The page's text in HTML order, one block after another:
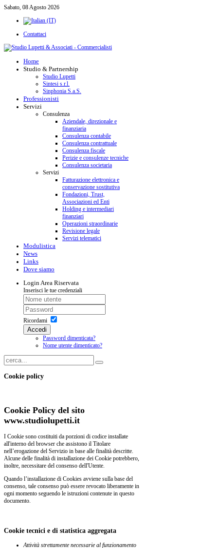
Sabato, 08 Agosto 2026
Contattaci
Home
Studio & Partnership
Studio Lupetti
Sintesi s.r.l.
Sinphonia S.a.S.
Professionisti
Servizi
Consulenza
Aziendale, direzionale e
finanziaria
Consulenza contabile
Consulenza contrattuale
Consulenza fiscale
Perizie e consulenze tecniche
Consulenza societaria
Servizi
Fatturazione elettronica e
conservazione sostitutiva
Fondazioni, Trust,
Associazioni ed Enti
Holding e intermediari
finanziari
Operazioni straordinarie
Revisione legale
Servizi telematici
Modulistica
News
Links
Dove siamo
LoginArea Riservata
Inserisci le tue credenziali
Ricordami
Accedi
Password dimenticata?
Nome utente dimenticato?
Cookie policy
Cookie Policy del sito
www.studiolupetti.it
I Cookie sono costituiti da porzioni di codice installate
all'interno del browser che assistono il Titolare
nell’erogazione del Servizio in base alle finalità descritte.
Alcune delle finalità di installazione dei Cookie potrebbero,
inoltre, necessitare del consenso dell'Utente.
Quando l’installazione di Cookies avviene sulla base del
consenso, tale consenso può essere revocato liberamente in
ogni momento seguendo le istruzioni contenute in questo
documento.
Cookie tecnici e di statistica aggregata
Attività strettamente necessarie al funzionamento